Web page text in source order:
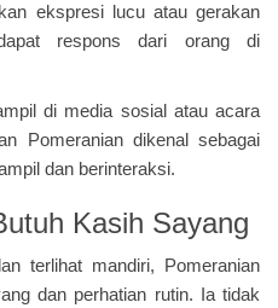
ekspresi lucu atau gerakan
respons dari orang di
di media sosial atau acara
Pomeranian dikenal sebagai
dan berinteraksi.
Kasih Sayang
terlihat mandiri, Pomeranian
dan perhatian rutin. Ia tidak